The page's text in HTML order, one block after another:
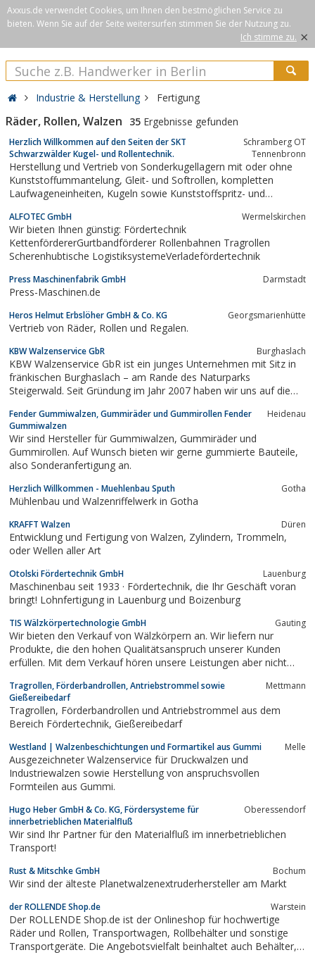
Axxus.de verwendet Cookies, um Ihnen den bestmöglichen Service zu
bieten. Wenn Sie auf der Seite weitersurfen stimmen Sie der Nutzung zu.
Ich stimme zu. ×
Industrie & Herstellung Fertigung
Räder, Rollen, Walzen 35 Ergebnisse gefunden
Herzlich Willkommen auf den Seiten der SKT
Schwarzwälder Kugel- und Rollentechnik.
Schramberg OT
Tennenbronn
Herstellung und Vertrieb von Sonderkugellagern mit oder ohne
Kunststoffummantelung, Gleit- und Softrollen, kompletten
Laufwageneinheiten, Kugeln sowie Kunststoffspritz- und
ALFOTEC GmbH Wermelskirchen
Wir bieten Ihnen günstig: Fördertechnik
KettenfördererGurtbandförderer Rollenbahnen Tragrollen
Scherenhubtische LogistiksystemeVerladefördertechnik
Press Maschinenfabrik GmbH Darmstadt
Press-Maschinen.de
Heros Helmut Erbslöher GmbH & Co. KG Georgsmarienhütte
Vertrieb von Räder, Rollen und Regalen.
KBW Walzenservice GbR Burghaslach
KBW Walzenservice GbR ist ein junges Unternehmen mit Sitz in
fränkischen Burghaslach – am Rande des Naturparks
Steigerwald. Seit Gründung im Jahr 2007 haben wir uns auf die
spezialisiert.Kautschuk ist der Rohstoff für jede Gummimischung.
Unsere umfangreichen...
Fender Gummiwalzen, Gummiräder und Gummirollen Fender
Gummiwalzen
Heidenau
Wir sind Hersteller für Gummiwalzen, Gummiräder und
Gummirollen. Auf Wunsch bieten wir gerne gummierte Bauteile,
also Sonderanfertigung an.
Herzlich Willkommen - Muehlenbau Sputh Gotha
Mühlenbau und Walzenriffelwerk in Gotha
KRAFFT Walzen Düren
Entwicklung und Fertigung von Walzen, Zylindern, Trommeln,
oder Wellen aller Art
Otolski Fördertechnik GmbH Lauenburg
Maschinenbau seit 1933 · Fördertechnik, die Ihr Geschäft voran
bringt! Lohnfertigung in Lauenburg und Boizenburg
TIS Wälzkörpertechnologie GmbH Gauting
Wir bieten den Verkauf von Wälzkörpern an. Wir liefern nur
Produkte, die den hohen Qualitätsanspruch unserer Kunden
erfüllen. Mit dem Verkauf hören unsere Leistungen aber nicht
und Sonderanfertigungen. Auch beraten wir unsere Kunden und
Tragrollen, Förderbandrollen, Antriebstrommel sowie
Gießereibedarf
Mettmann
Tragrollen, Förderbandrollen und Antriebstrommel aus dem
Bereich Fördertechnik, Gießereibedarf
Westland | Walzenbeschichtungen und Formartikel aus Gummi Melle
Ausgezeichneter Walzenservice für Druckwalzen und
Industriewalzen sowie Herstellung von anspruchsvollen
Formteilen aus Gummi.
Hugo Heber GmbH & Co. KG, Fördersysteme für
innerbetrieblichen Materialfluß
Oberessendorf
Wir sind Ihr Partner für den Materialfluß im innerbetrieblichen
Transport!
Rust & Mitschke GmbH Bochum
Wir sind der älteste Planetwalzenextruderhersteller am Markt
der ROLLENDE Shop.de Warstein
Der ROLLENDE Shop.de ist der Onlineshop für hochwertige
Räder und Rollen, Transportwagen, Rollbehälter und sonstige
Transportgeräte. Die Angebotsvielfalt beinhaltet auch Behälter,